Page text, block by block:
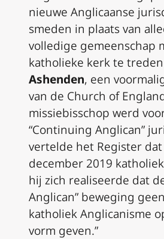
nieuwe Anglicaanse
smeden in plaats van
volledige gemeenschap
katholieke kerk te
Ashenden, een
van de Church of
missiebisschop werd
“Continuing Anglican”
vertelde het Register
december 2019
hij zich realiseerde dat
Anglican” beweging
katholiek Anglicanisme
vorm geven.”